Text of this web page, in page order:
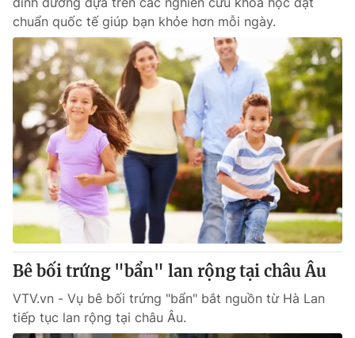
chuẩn quốc tế giúp bạn khỏe hơn mỗi ngày.
Bê bối trứng "bẩn" lan rộng tại châu Âu
VTV.vn - Vụ bê bối trứng "bẩn" bắt nguồn từ Hà Lan
tiếp tục lan rộng tại châu Âu.